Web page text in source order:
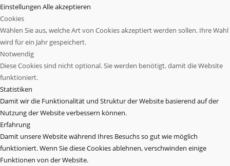
Einstellungen Alle akzeptieren
Cookies
Wählen Sie aus, welche Art von Cookies akzeptiert werden sollen. Ihre Wahl
wird für ein Jahr gespeichert.
Notwendig
Diese Cookies sind nicht optional. Sie werden benötigt, damit die Website
funktioniert.
Statistiken
Damit wir die Funktionalität und Struktur der Website basierend auf der
Nutzung der Website verbessern können.
Erfahrung
Damit unsere Website während Ihres Besuchs so gut wie möglich
funktioniert. Wenn Sie diese Cookies ablehnen, verschwinden einige
Funktionen von der Website.